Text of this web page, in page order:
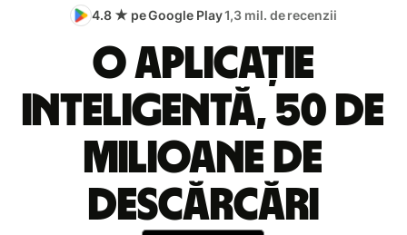
4.8 ★ pe Google Play1,3 mil. de recenzii
O aplicație
inteligentă, 50 de
milioane de
descărcări